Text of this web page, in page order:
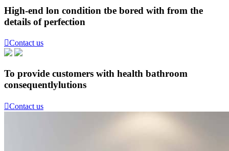
High-end lon condition tbe bored with from the
details of perfection
Contact us
To provide customers with health bathroom
consequentlylutions
Contact us